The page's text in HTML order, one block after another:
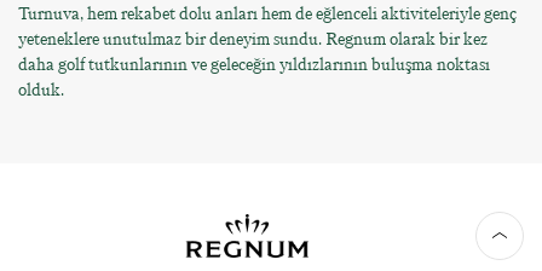
Turnuva, hem rekabet dolu anları hem de eğlenceli aktiviteleriyle genç
yeteneklere unutulmaz bir deneyim sundu. Regnum olarak bir kez
daha golf tutkunlarının ve geleceğin yıldızlarının buluşma noktası
olduk.